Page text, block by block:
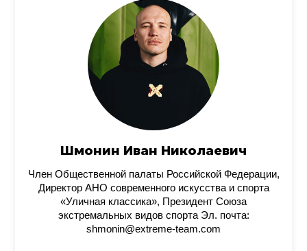
Шмонин Иван Николаевич
Член Общественной палаты Российской Федерации,
Директор АНО современного искусства и спорта
«Уличная классика», Президент Союза
экстремальных видов спорта Эл. почта:
shmonin@extreme-team.com